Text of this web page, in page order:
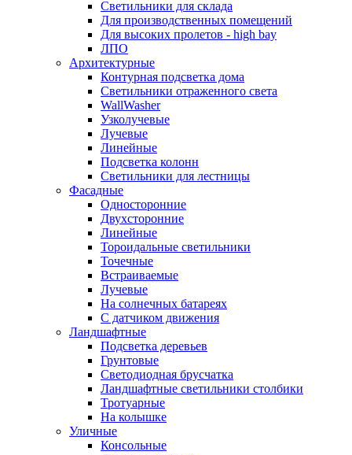
Светильники для склада
Для производственных помещений
Для высоких пролетов - high bay
ЛПО
Архитектурные
Контурная подсветка дома
Светильники отраженного света
WallWasher
Узколучевые
Лучевые
Линейные
Подсветка колонн
Светильники для лестницы
Фасадные
Односторонние
Двухсторонние
Линейные
Тороидальные светильники
Точечные
Встраиваемые
Лучевые
На солнечных батареях
С датчиком движения
Ландшафтные
Подсветка деревьев
Грунтовые
Светодиодная брусчатка
Ландшафтные светильники столбики
Тротуарные
На колышке
Уличные
Консольные